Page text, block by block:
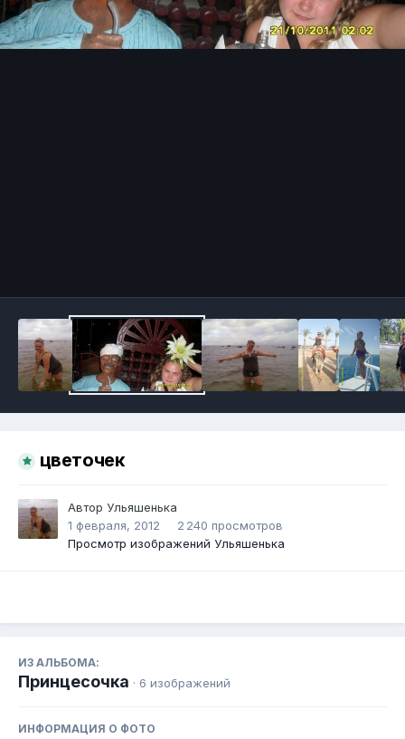
цветочек
Автор Ульяшенька
1 февраля, 2012
2 240 просмотров
Просмотр изображений Ульяшенька
ИЗ АЛЬБОМА:
Принцесочка · 6 изображений
ИНФОРМАЦИЯ О ФОТО